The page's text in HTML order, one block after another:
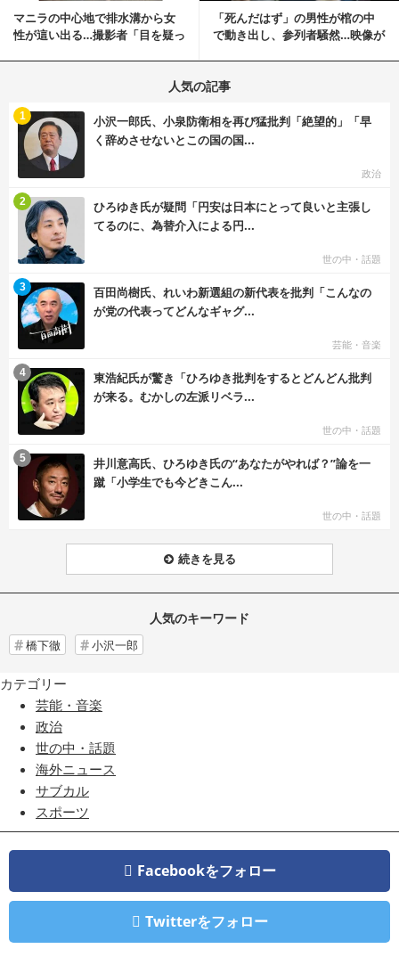
マニラの中心地で排水溝から女
性が這い出る…撮影者「目を疑っ
「死んだはず」の男性が棺の中
で動き出し、参列者騒然…映像が
人気の記事
小沢一郎氏、小泉防衛相を再び猛批判「絶望的」「早
く辞めさせないとこの国の国...
政治
1
ひろゆき氏が疑問「円安は日本にとって良いと主張し
てるのに、為替介入による円...
世の中・話題
2
百田尚樹氏、れいわ新選組の新代表を批判「こんなの
が党の代表ってどんなギャグ...
芸能・音楽
3
東浩紀氏が驚き「ひろゆき批判をするとどんどん批判
が来る。むかしの左派リベラ...
世の中・話題
4
井川意高氏、ひろゆき氏の“あなたがやれば？”論を一
蹴「小学生でも今どきこん...
世の中・話題
5
続きを見る
人気のキーワード
橋下徹 小沢一郎
カテゴリー
芸能・音楽
政治
世の中・話題
海外ニュース
サブカル
スポーツ
Facebookをフォロー
Twitterをフォロー